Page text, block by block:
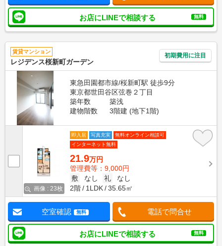
お店にLINEで相談する 無料
賃貸マンション
レジデンス桜新町ガーデン
初期費用に注目
東急田園都市線/桜新町駅 徒歩9分
東京都世田谷区弦巻２丁目
築年数
築浅
建物階数
3階建 (地下1階)
画像 : 23枚
即入居 写真充実
無料オンライン相談可
インターネット無料
21.9万円
管理費等：9,000円
敷
なし 礼
なし
2階
1LDK 35.65㎡
空室確認 無料 電話で問合せ
お店にLINEで相談する 無料